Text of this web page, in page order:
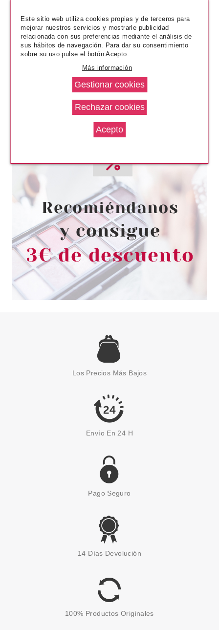
5.95€
CATRICE PALETA DE SOMBRAS
DE OJOS ALICE IN
WONDERLAND 02 IN A WORLD
OF MY OWN
Pvr 13.49€
-13%
desde
11.68€
CATRICE
CATRICE BEAUTIFUL YOU
PALETA DE SOMBRAS DE OJOS
12G
8.99€
CATRICE
SOMBRA DE OJOS LIQUIDA 02
3.99€
Los Precios Más Bajos
Envío En 24 H
Pago Seguro
14 Días Devolución
100% Productos Originales
Este sitio web utiliza cookies propias y de terceros para
mejorar nuestros servicios y mostrarle publicidad
relacionada con sus preferencias mediante el análisis de
sus hábitos de navegación. Para dar su consentimiento
sobre su uso pulse el botón Acepto.
Más información